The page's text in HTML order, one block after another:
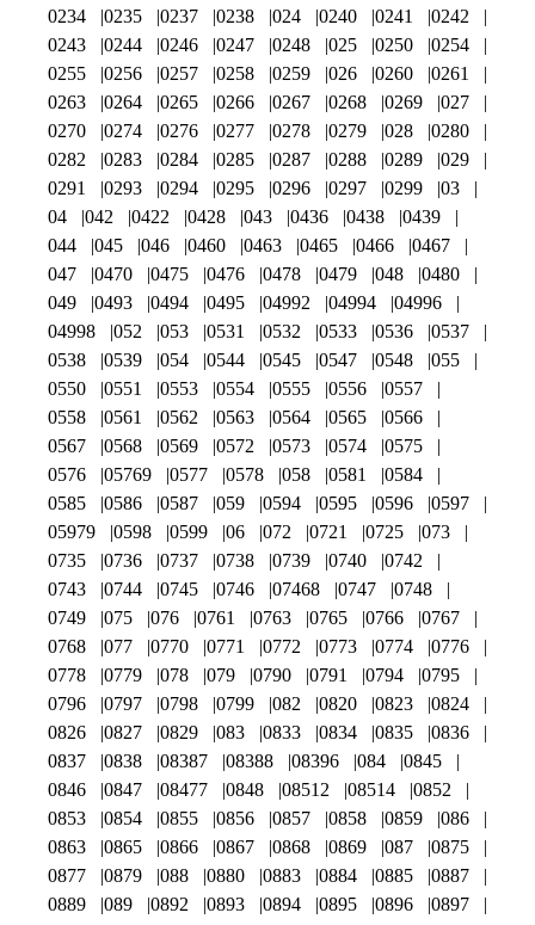
0234 0235 0237 0238 024 0240 0241
0242
0243
0244 0246 0247 0248 025 0250
0254
0255
0256 0257 0258 0259 026 0260
0261
0263
0264 0265 0266 0267 0268 0269
027
0270
0274 0276 0277 0278 0279 028
0280
0282
0283 0284 0285 0287 0288 0289
029
0291
0293 0294 0295 0296 0297 0299
03
04
042 0422 0428 043 0436 0438
0439
044
045 046 0460 0463 0465 0466
0467
047
0470 0475 0476 0478 0479 048
0480
049
0493 0494 0495 04992 04994
04996
04998
052 053 0531 0532 0533 0536
0537
0538
0539 054 0544 0545 0547 0548
055
0550
0551 0553 0554 0555 0556
0557
0558
0561 0562 0563 0564 0565
0566
0567
0568 0569 0572 0573 0574
0575
0576
05769 0577 0578 058 0581
0584
0585
0586 0587 059 0594 0595 0596
0597
05979
0598 0599 06 072 0721 0725
073
0735
0736 0737 0738 0739 0740
0742
0743
0744 0745 0746 07468 0747
0748
0749
075 076 0761 0763 0765 0766
0767
0768
077 0770 0771 0772 0773 0774
0776
0778
0779 078 079 0790 0791 0794
0795
0796
0797 0798 0799 082 0820 0823
0824
0826
0827 0829 083 0833 0834 0835
0836
0837
0838 08387 08388 08396 084
0845
0846
0847 08477 0848 08512 08514
0852
0853
0854 0855 0856 0857 0858 0859
086
0863
0865 0866 0867 0868 0869 087
0875
0877
0879 088 0880 0883 0884 0885
0887
0889
089 0892 0893 0894 0895 0896
0897